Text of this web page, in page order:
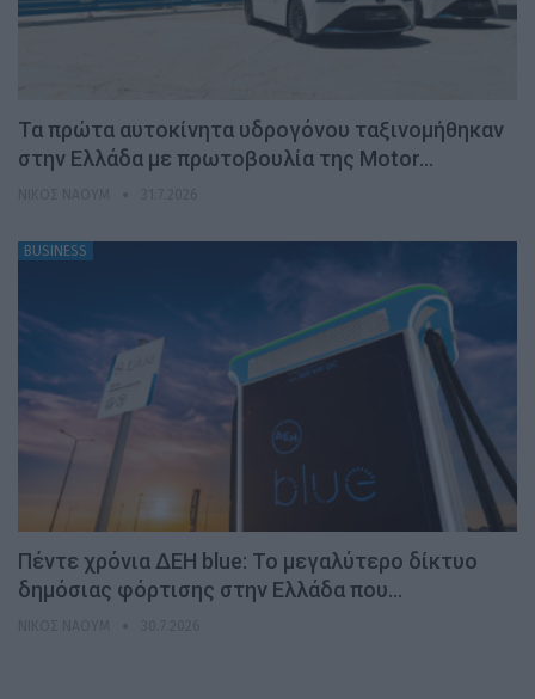
Τα πρώτα αυτοκίνητα υδρογόνου ταξινομήθηκαν
στην Ελλάδα με πρωτοβουλία της Motor…
BUSINESS
Πέντε χρόνια ΔΕΗ blue: Το μεγαλύτερο δίκτυο
δημόσιας φόρτισης στην Ελλάδα που…